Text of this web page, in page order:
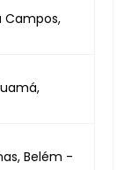
Campos,
Belém -